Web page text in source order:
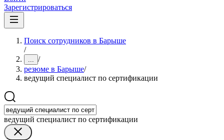
Зарегистрироваться
Поиск сотрудников в Барыше
/
... /
резюме в Барыше/
ведущий специалист по сертификации
ведущий специалист по сертификации